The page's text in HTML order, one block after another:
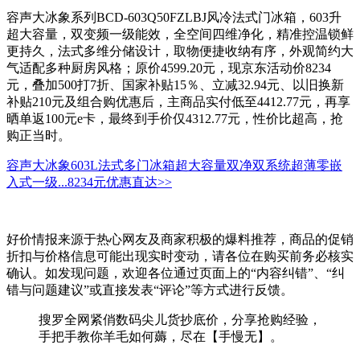
容声大冰象系列BCD-603Q50FZLBJ风冷法式门冰箱，603升
超大容量，双变频一级能效，全空间四维净化，精准控温锁鲜
更持久，法式多维分储设计，取物便捷收纳有序，外观简约大
气适配多种厨房风格；原价4599.20元，现京东活动价8234
元，叠加500打7折、国家补贴15％、立减32.94元、以旧换新
补贴210元及组合购优惠后，主商品实付低至4412.77元，再享
晒单返100元e卡，最终到手价仅4312.77元，性价比超高，抢
购正当时。
容声大冰象603L法式多门冰箱超大容量双净双系统超薄零嵌
入式一级...8234元优惠直达>>
好价情报来源于热心网友及商家积极的爆料推荐，商品的促销
折扣与价格信息可能出现实时变动，请各位在购买前务必核实
确认。如发现问题，欢迎各位通过页面上的“内容纠错”、“纠
错与问题建议”或直接发表“评论”等方式进行反馈。
搜罗全网紧俏数码尖儿货抄底价，分享抢购经验，
手把手教你羊毛如何薅，尽在【手慢无】。